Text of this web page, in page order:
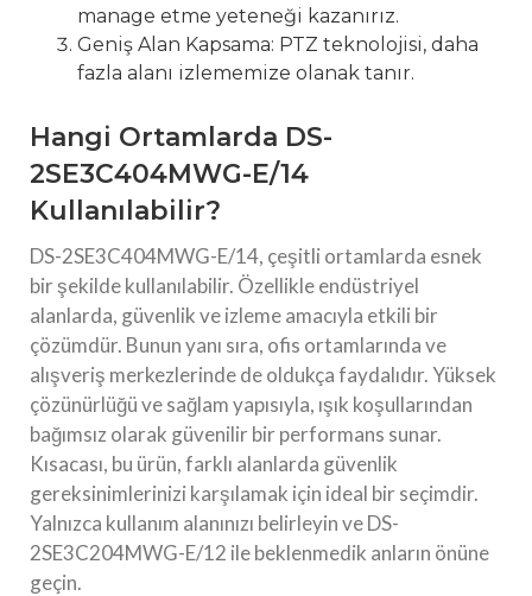
manage etme yeteneği kazanırız.
Geniş Alan Kapsama: PTZ teknolojisi, daha
fazla alanı izlememize olanak tanır.
Hangi Ortamlarda DS-
2SE3C404MWG-E/14
Kullanılabilir?
DS-2SE3C404MWG-E/14, çeşitli ortamlarda esnek
bir şekilde kullanılabilir. Özellikle endüstriyel
alanlarda, güvenlik ve izleme amacıyla etkili bir
çözümdür. Bunun yanı sıra, ofis ortamlarında ve
alışveriş merkezlerinde de oldukça faydalıdır. Yüksek
çözünürlüğü ve sağlam yapısıyla, ışık koşullarından
bağımsız olarak güvenilir bir performans sunar.
Kısacası, bu ürün, farklı alanlarda güvenlik
gereksinimlerinizi karşılamak için ideal bir seçimdir.
Yalnızca kullanım alanınızı belirleyin ve DS-
2SE3C204MWG-E/12 ile beklenmedik anların önüne
geçin.